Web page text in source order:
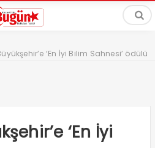
‘En İyi Bilim Sahnesi’ ödülü
‘En İyi